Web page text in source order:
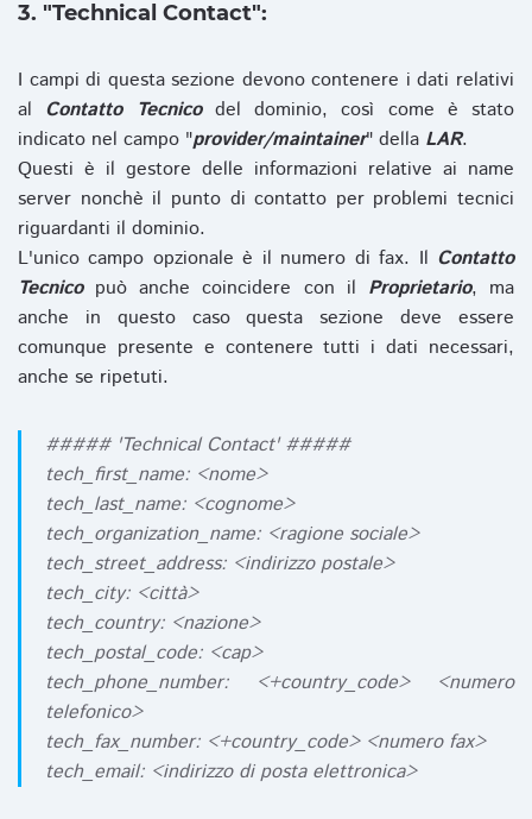
3. "Technical Contact":
I campi di questa sezione devono contenere i dati relativi
al Contatto Tecnicodel dominio, così come è stato
indicato nel campo "provider/maintainer" della LAR.
Questi è il gestore delle informazioni relative ai name
server nonchè il punto di contatto per problemi tecnici
riguardanti il dominio.
L'unico campo opzionale è il numero di fax. Il Contatto
Tecnicopuò anche coincidere con il Proprietario, ma
anche in questo caso questa sezione deve essere
comunque presente e contenere tutti i dati necessari,
anche se ripetuti.
##### 'Technical Contact' #####
tech_first_name: <nome>
tech_last_name: <cognome>
tech_organization_name: <ragione sociale>
tech_street_address: <indirizzo postale>
tech_city: <città>
tech_country: <nazione>
tech_postal_code: <cap>
tech_phone_number: <+country_code> <numero
telefonico>
tech_fax_number: <+country_code> <numero fax>
tech_email: <indirizzo di posta elettronica>